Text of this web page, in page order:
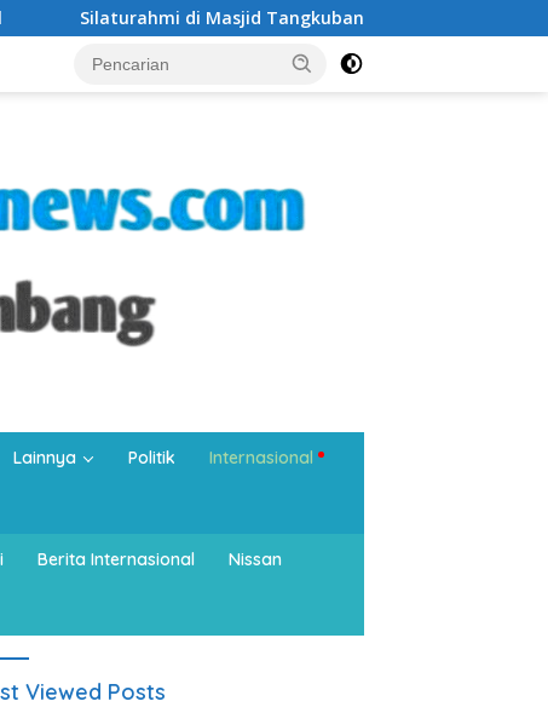
Tangkuban Perahu, Wali Kota Jakarta Selatan Syafrin
Lainnya Politik Internasional
Berita Internasional Nissan
Viewed Posts